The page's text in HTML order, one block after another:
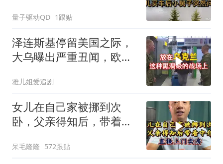
量子驱动QD 1跟贴
泽连斯基停留美国之际，
大乌曝出严重丑闻，欧洲
雅儿姐爱追剧
女儿在自己家被挪到次
卧，父亲得知后，带着中
呆毛隆隆 572跟贴